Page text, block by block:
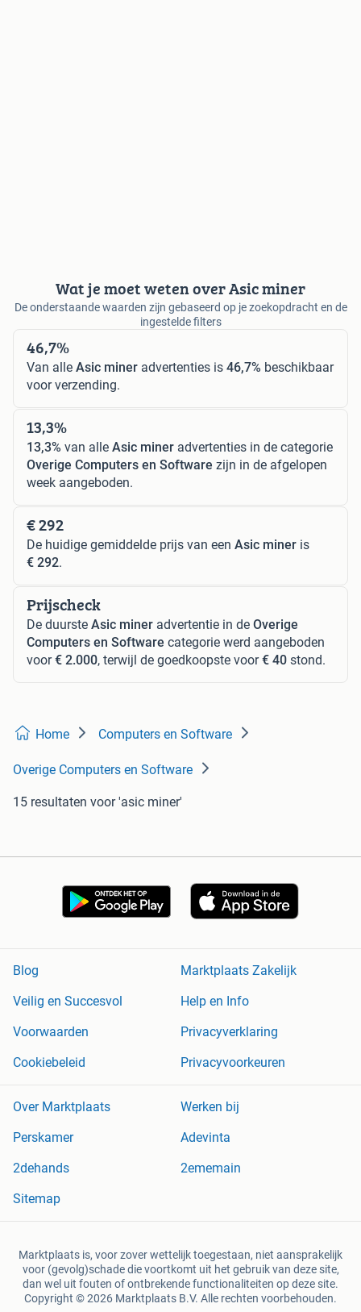
Wat je moet weten over Asic miner
De onderstaande waarden zijn gebaseerd op je zoekopdracht en de
ingestelde filters
46,7%
Van alle Asic miner advertenties is 46,7% beschikbaar
voor verzending.
13,3%
13,3% van alle Asic miner advertenties in de categorie
Overige Computers en Software zijn in de afgelopen
week aangeboden.
€ 292
De huidige gemiddelde prijs van een Asic miner is
€ 292.
Prijscheck
De duurste Asic miner advertentie in de Overige
Computers en Software categorie werd aangeboden
voor€ 2.000, terwijl de goedkoopste voor€ 40 stond.
Home Computers en Software
Overige Computers en Software
15 resultaten voor 'asic miner'
Blog
Marktplaats Zakelijk
Veilig en Succesvol
Help en Info
Voorwaarden
Privacyverklaring
Cookiebeleid
Privacyvoorkeuren
Over Marktplaats
Werken bij
Perskamer
Adevinta
2dehands
2ememain
Sitemap
Marktplaats is, voor zover wettelijk toegestaan, niet aansprakelijk
voor (gevolg)schade die voortkomt uit het gebruik van deze site,
dan wel uit fouten of ontbrekende functionaliteiten op deze site.
Copyright © 2026 Marktplaats B.V. Alle rechten voorbehouden.